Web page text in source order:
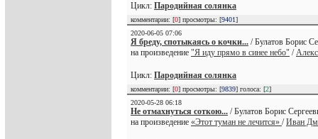
Цикл: Пародийная солянка
комментарии: [0] просмотры: [9401]
2020-06-05 07:06
Я бреду, спотыкаясь о кочки... / Булатов Борис
на произведение "Я иду прямо в синее небо" /
Цикл: Пародийная солянка
комментарии: [0] просмотры: [9839] голоса: [2]
2020-05-28 06:18
Не отмахнуться соткою... / Булатов Борис
на произведение «Этот туман не лечится» /Иван